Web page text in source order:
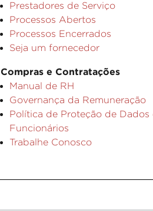
Prestadores de Serviço
Processos Abertos
Processos Encerrados
Seja um fornecedor
Compras e Contratações
Manual de RH
Governança da Remuneração
Política de Proteção de Dados
Funcionários
Trabalhe Conosco